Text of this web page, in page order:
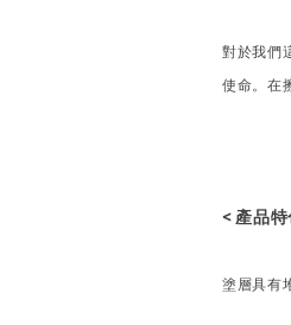
對於我們
使命。在
< 產品
塗層具有